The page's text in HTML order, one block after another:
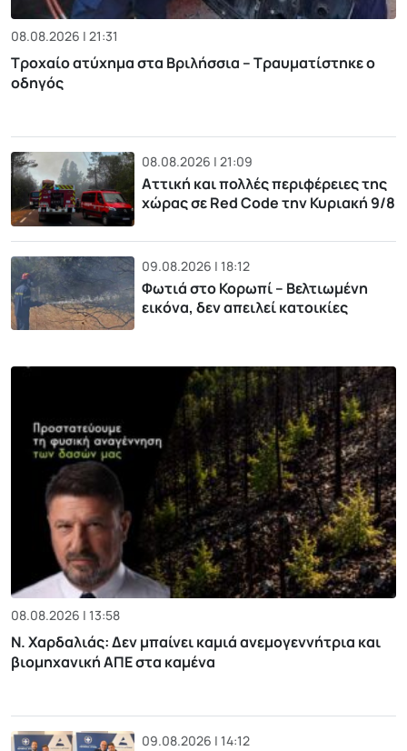
08.08.2026 | 21:31
Τροχαίο ατύχημα στα Βριλήσσια – Τραυματίστηκε ο
οδηγός
08.08.2026 | 21:09
Αττική και πολλές περιφέρειες της
χώρας σε Red Code την Κυριακή 9/8
09.08.2026 | 18:12
Φωτιά στο Κορωπί – Βελτιωμένη
εικόνα, δεν απειλεί κατοικίες
08.08.2026 | 13:58
Ν. Χαρδαλιάς: Δεν μπαίνει καμιά ανεμογεννήτρια και
βιομηχανική ΑΠΕ στα καμένα
09.08.2026 | 14:12